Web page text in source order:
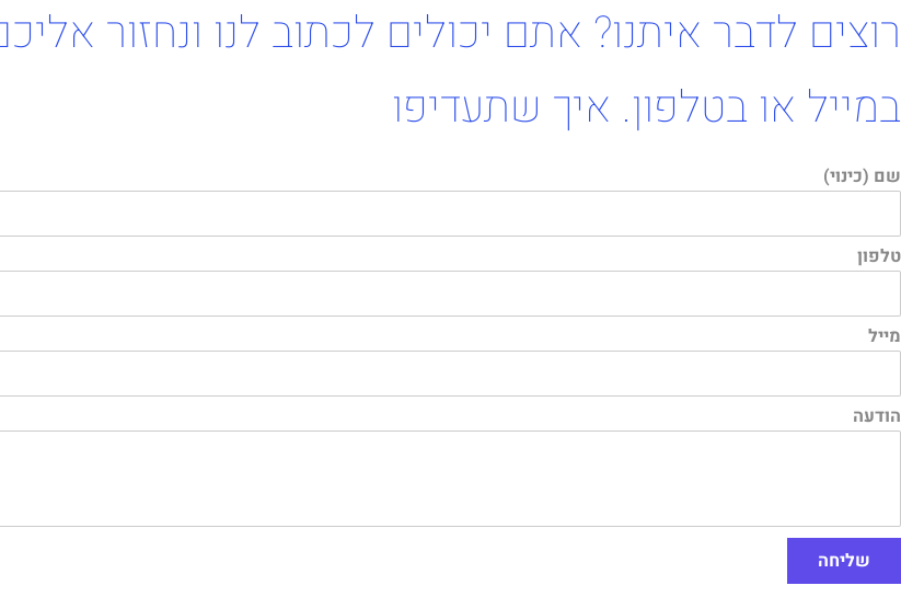
רוצים לדבר איתנו? אתם יכולים לכתוב לנו ונחזור
במייל או בטלפון. איך שתעדיפו
שם (כינוי)
טלפון
מייל
הודעה
שליחה